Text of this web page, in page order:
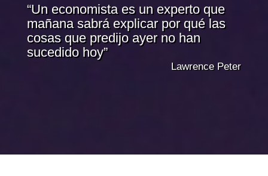
“Un economista es un experto que
mañana sabrá explicar por qué las
cosas que predijo ayer no han
sucedido hoy”
Lawrence Peter